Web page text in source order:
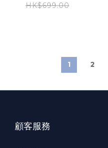
HK$699.00
1 2
顧客服務